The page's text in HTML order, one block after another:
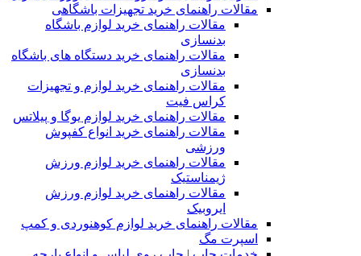
مقالات راهنمای خرید تجهیزات باشگاهی
مقالات راهنمای خرید لوازم باشگاه
بدنسازی
مقالات راهنمای خرید دستگاه های باشگاه
بدنسازی
مقالات راهنمای خرید لوازم و تجهیزات
کراس فیت
مقالات راهنمای خرید لوازم یوگا و پیلاتس
مقالات راهنمای خرید انواع کفپوش
ورزشی
مقالات راهنمای خرید لوازم ورزش
ژیمناستیک
مقالات راهنمای خرید لوازم ورزش
ایروبیک
مقالات راهنمای خرید لوازم کوهنوردی و کمپ
اسپرت مگ